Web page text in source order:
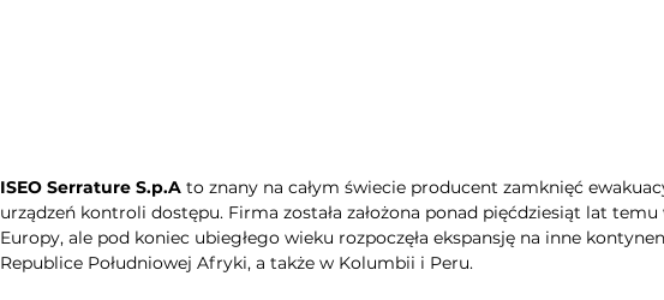
ISEO Serrature S.p.A to znany na całym świecie producent zamknięć
urządzeń kontroli dostępu. Firma została założona ponad pięćdziesiąt lat
Europy, ale pod koniec ubiegłego wieku rozpoczęła ekspansję na inne
Republice Południowej Afryki, a także w Kolumbii i Peru.